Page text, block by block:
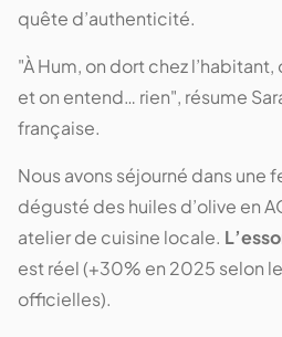
quête d’authenticité.
"À Hum, on dort chez
et on entend… rien", résume
française.
Nous avons séjourné dans une
dégusté des huiles d’olive en
atelier de cuisine locale.
est réel (+30% en 2025 selon
officielles).